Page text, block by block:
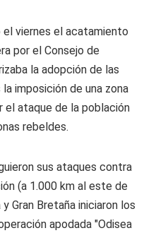
el viernes el acatamiento
por el Consejo de
la adopción de las
imposición de una zona
el ataque de la población
rebeldes.
sus ataques contra
(a 1.000 km al este de
Gran Bretaña iniciaron los
apodada "Odisea